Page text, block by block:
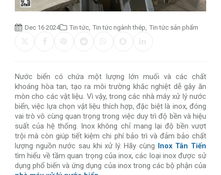
Dec 16 2024 Tin tức, Tin tức ngành thép, Tin tức sản phẩm
Nước biển có chứa một lượng lớn muối và các chất
khoáng hòa tan, tạo ra môi trường khắc nghiệt dễ gây ăn
mòn cho các vật liệu. Vì vậy, trong các nhà máy xử lý nước
biển, việc lựa chọn vật liệu thích hợp, đặc biệt là inox, đóng
vai trò vô cùng quan trọng trong việc duy trì độ bền và hiệu
suất của hệ thống. Inox không chỉ mang lại độ bền vượt
trội mà còn giúp tiết kiệm chi phí bảo trì và đảm bảo chất
lượng nguồn nước sau khi xử lý. Hãy cùng
Inox Tân Tiến
tìm hiểu về tầm quan trọng của inox, các loại inox được sử
dụng phổ biến và ứng dụng của inox trong các bộ phận của